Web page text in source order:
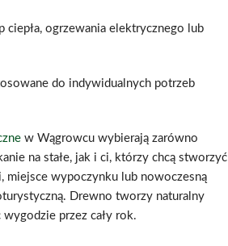
ciepła, ogrzewania elektrycznego lub
do indywidualnych potrzeb
w Wągrowcu wybierają zarówno
na stałe, jak i ci, którzy chcą stworzyć
miejsce wypoczynku lub nowoczesną
Drewno tworzy naturalny
przez cały rok.